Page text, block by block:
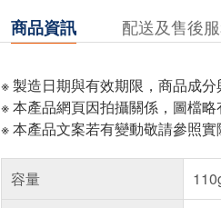
商品資訊 配送及售後
※ 製造日期與有效期限，商品成
※ 本產品網頁因拍攝關係，圖檔
※ 本產品文案若有變動敬請參照
容量